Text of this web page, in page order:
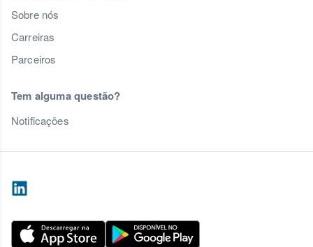
Sobre nós
Carreiras
Parceiros
Tem alguma questão?
Notificações